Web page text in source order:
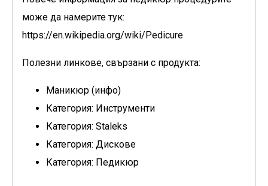
може да намерите тук:
https://en.wikipedia.org/wiki/Pedicure
Полезни линкове, свързани с продукта:
Маникюр (инфо)
Категория: Инструменти
Категория: Staleks
Категория: Дискове
Категория: Педикюр